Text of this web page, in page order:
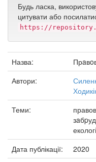
Будь ласка,
цитувати або
https://
Назва:
Автори:
Теми:
Дата публікації:
2020